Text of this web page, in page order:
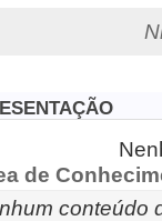
de
conteúdo